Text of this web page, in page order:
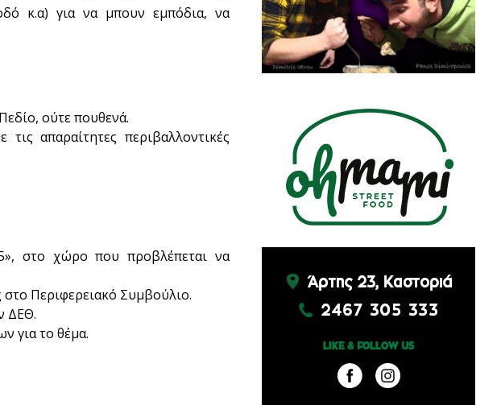
κ.α) για να μπουν εμπόδια, να
ούτε πουθενά.
απαραίτητες περιβαλλοντικές
στο χώρο που προβλέπεται να
Περιφερειακό Συμβούλιο.
ΔΕΘ.
για το θέμα.